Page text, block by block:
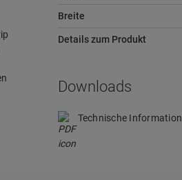
Breite
Details zum Produkt
Downloads
Technische Information